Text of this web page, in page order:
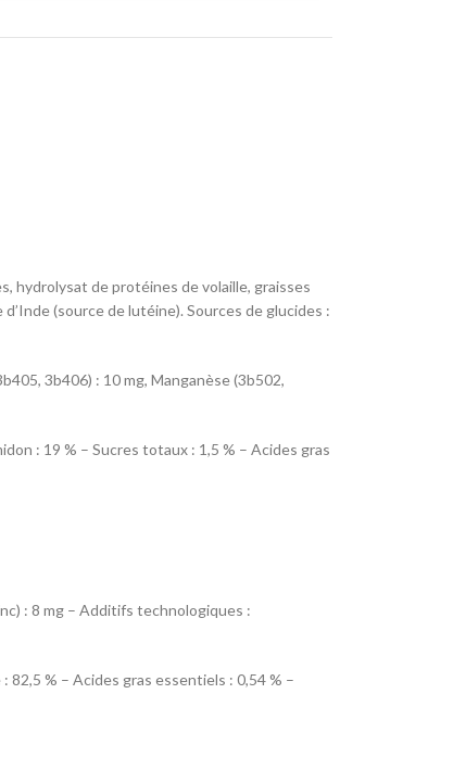
hydrolysat de protéines de volaille, graisses
(source de lutéine). Sources de glucides :
3b406) : 10 mg, Manganèse (3b502,
: 19 % – Sucres totaux : 1,5 % – Acides gras
: 8 mg – Additifs technologiques :
% – Acides gras essentiels : 0,54 % –